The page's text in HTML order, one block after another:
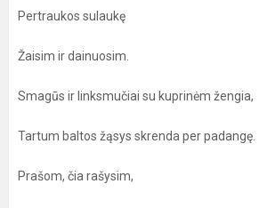
Pertraukos sulaukę
Žaisim ir dainuosim.
Smagūs ir linksmučiai su kuprinėm žengia,
Tartum baltos žąsys skrenda per padangę.
Prašom, čia rašysim,